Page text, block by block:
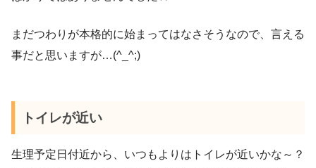
まだつわりが本格的に始まってはなさそうなので、言える
事だと思いますが…(^_^;)
トイレが近い
生理予定日付近から、いつもよりはトイレが近いかな～？